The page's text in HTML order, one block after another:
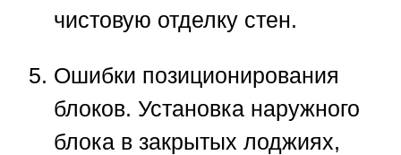
чистовую отделку стен.
Ошибки позиционирования
блоков. Установка наружного
блока в закрытых лоджиях,